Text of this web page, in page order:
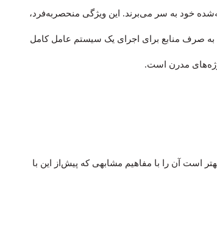
خود به سر می‌برند. این ویژگی منحصربه‌فرد،
به صرف منابع برای اجرای یک سیستم عامل کامل
است آن را با مفاهیم مشابهی که پیش‌از این با